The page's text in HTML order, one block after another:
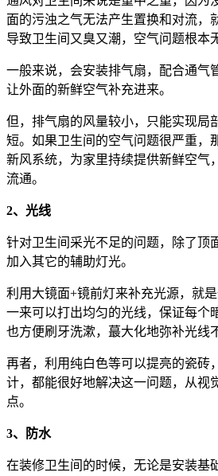
面的污浊之气无法产生置换和对流，
导致卫生间又臭又潮，空气问题根本
一般来说，会安装排气扇，配合通气
让外面的新鲜空气补充进来。
但，排气扇的风量较小，只能实现局
短。如果卫生间的空气问题很严重，
新风系统，为家里持续提供新鲜空气
流通。
2、光线
针对卫生间采光不足的问题，除了顶
加入其它的辅助灯光。
利用大镜面+镜前灯来补充光源，就
一来可以打出均匀的光线，保证每个
也方便刷牙洗漱，蕞大化地弥补光线
再者，利用纯白色等可以提亮的瓷砖
计，都能很好地解决这一问题，从视
点。
3、防水
在装修卫生间的时候，无论是安装基